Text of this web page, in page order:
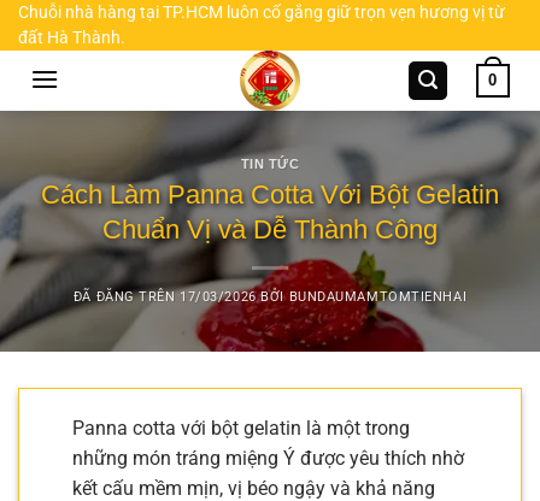
Chuyển
đến
Chuỗi nhà hàng tại TP.HCM luôn cố gắng giữ trọn vẹn hương vị từ
đất Hà Thành.
0
TIN TỨC
Cách Làm Panna Cotta Với Bột Gelatin
Chuẩn Vị và Dễ Thành Công
ĐÃ ĐĂNG TRÊN 17/03/2026 BỞI BUNDAUMAMTOMTIENHAI
Panna cotta với bột gelatin là một trong
những món tráng miệng Ý được yêu thích nhờ
kết cấu mềm mịn, vị béo ngậy và khả năng